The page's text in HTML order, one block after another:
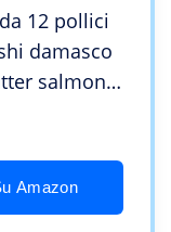
12 pollici
damasco
salmone
: 12
Amazon